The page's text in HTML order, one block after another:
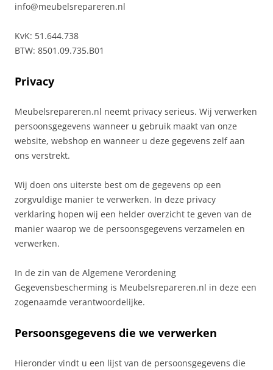
info@meubelsrepareren.nl
KvK: 51.644.738
BTW: 8501.09.735.B01
Privacy
Meubelsrepareren.nl neemt privacy serieus. Wij verwerken
persoonsgegevens wanneer u gebruik maakt van onze
website, webshop en wanneer u deze gegevens zelf aan
ons verstrekt.
Wij doen ons uiterste best om de gegevens op een
zorgvuldige manier te verwerken. In deze privacy
verklaring hopen wij een helder overzicht te geven van de
manier waarop we de persoonsgegevens verzamelen en
verwerken.
In de zin van de Algemene Verordening
Gegevensbescherming is Meubelsrepareren.nl in deze een
zogenaamde verantwoordelijke.
Persoonsgegevens die we verwerken
Hieronder vindt u een lijst van de persoonsgegevens die